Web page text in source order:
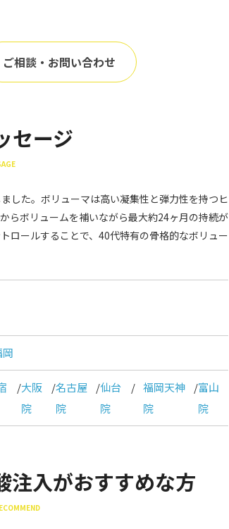
ご相談・お問い合わせ
セージ
した。ボリューマは高い凝集性と弾力性を持つヒ
らボリュームを補いながら最大約24ヶ月の持続が
ロールすることで、40代特有の骨格的なボリュー
/大阪
院
/名古屋
院
/仙台
院
/ 福岡天神
院
/富山
院
注入がおすすめな方